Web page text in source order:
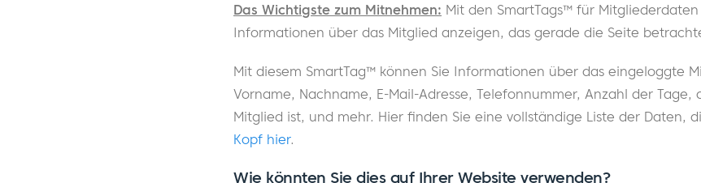
Das Wichtigste zum Mitnehmen: Mit den SmartTags™ für
Informationen über das Mitglied anzeigen, das gerade die Seite
Mit diesem SmartTag™ können Sie Informationen über das eingeloggte
Vorname, Nachname, E-Mail-Adresse, Telefonnummer, Anzahl der Tage,
Mitglied ist, und mehr. Hier finden Sie eine vollständige Liste der Daten,
Kopf hier.
Wie könnten Sie dies auf Ihrer Website verwenden?